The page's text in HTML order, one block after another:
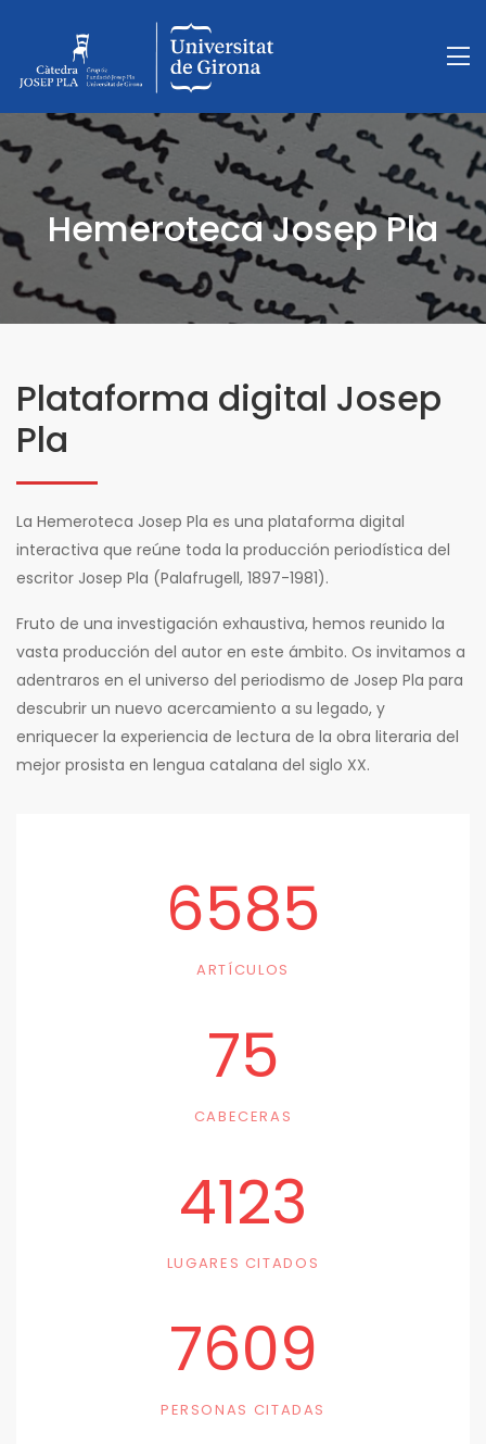
Hemeroteca Josep Pla
Plataforma digital Josep
Pla
La Hemeroteca Josep Pla es una plataforma digital
interactiva que reúne toda la producción periodística del
escritor Josep Pla (Palafrugell, 1897-1981).
Fruto de una investigación exhaustiva, hemos reunido la
vasta producción del autor en este ámbito. Os invitamos a
adentraros en el universo del periodismo de Josep Pla para
descubrir un nuevo acercamiento a su legado, y
enriquecer la experiencia de lectura de la obra literaria del
mejor prosista en lengua catalana del siglo XX.
6585
ARTÍCULOS
75
CABECERAS
4123
LUGARES CITADOS
7609
PERSONAS CITADAS